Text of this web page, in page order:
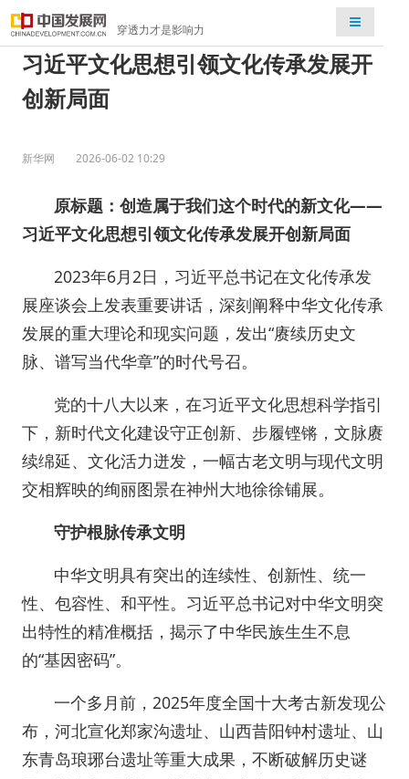
穿透力才是影响力
检索
习近平文化思想引领文化传承发展开
创新局面
新华网 2026-06-02 10:29
原标题：创造属于我们这个时代的新文化——
习近平文化思想引领文化传承发展开创新局面
2023年6月2日，习近平总书记在文化传承发
展座谈会上发表重要讲话，深刻阐释中华文化传承
发展的重大理论和现实问题，发出“赓续历史文
脉、谱写当代华章”的时代号召。
党的十八大以来，在习近平文化思想科学指引
下，新时代文化建设守正创新、步履铿锵，文脉赓
续绵延、文化活力迸发，一幅古老文明与现代文明
交相辉映的绚丽图景在神州大地徐徐铺展。
守护根脉传承文明
中华文明具有突出的连续性、创新性、统一
性、包容性、和平性。习近平总书记对中华文明突
出特性的精准概括，揭示了中华民族生生不息
的“基因密码”。
一个多月前，2025年度全国十大考古新发现公
布，河北宣化郑家沟遗址、山西昔阳钟村遗址、山
东青岛琅琊台遗址等重大成果，不断破解历史谜